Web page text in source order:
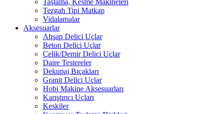
Taşlama, Kesme Makineleri
Tezgah Tipi Matkap
Vidalamalar
Aksesuarlar
Ahşap Delici Uçlar
Beton Delici Uçlar
Çelik/Demir Delici Uçlar
Daire Testereler
Dekupaj Bıçakları
Granit Delici Uçlar
Hobi Makine Aksesuarları
Karıştırıcı Uçları
Keskiler